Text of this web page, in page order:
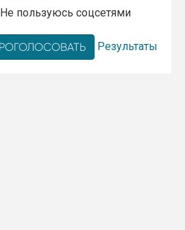
Не пользуюсь соцсетями
Результаты